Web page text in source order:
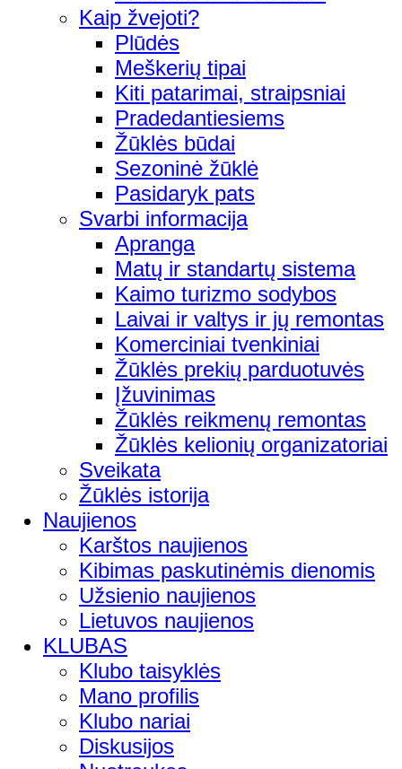
Kaip žvejoti?
Plūdės
Meškerių tipai
Kiti patarimai, straipsniai
Pradedantiesiems
Žūklės būdai
Sezoninė žūklė
Pasidaryk pats
Svarbi informacija
Apranga
Matų ir standartų sistema
Kaimo turizmo sodybos
Laivai ir valtys ir jų remontas
Komerciniai tvenkiniai
Žūklės prekių parduotuvės
Įžuvinimas
Žūklės reikmenų remontas
Žūklės kelionių organizatoriai
Sveikata
Žūklės istorija
Naujienos
Karštos naujienos
Kibimas paskutinėmis dienomis
Užsienio naujienos
Lietuvos naujienos
KLUBAS
Klubo taisyklės
Mano profilis
Klubo nariai
Diskusijos